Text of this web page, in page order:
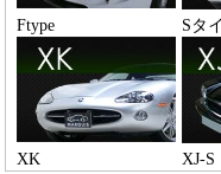
Ftype Sタ
XK XJ-S